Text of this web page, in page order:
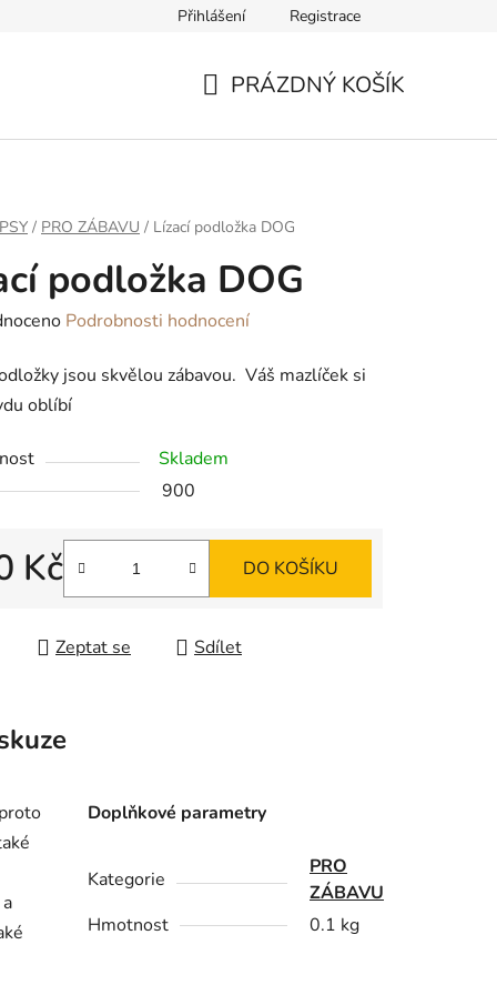
pro odstoupení od smlouvyPřihlášení Registrace
PRÁZDNÝ KOŠÍK
/ PRO ZÁBAVU / Lízací podložka DOG
podložka DOG
Podrobnosti hodnocení
jsou skvělou zábavou. Váš mazlíček si
oblíbí
Skladem
900
Kč DO KOŠÍKU
Zeptat se Sdílet
Doplňkové parametry
Kategorie
PRO
ZÁBAVU
Hmotnost
0.1 kg